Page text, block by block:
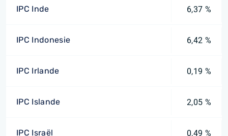
IPC Inde 6,37 %
IPC Indonesie 6,42 %
IPC Irlande 0,19 %
IPC Islande 2,05 %
IPC Israël 0,49 %